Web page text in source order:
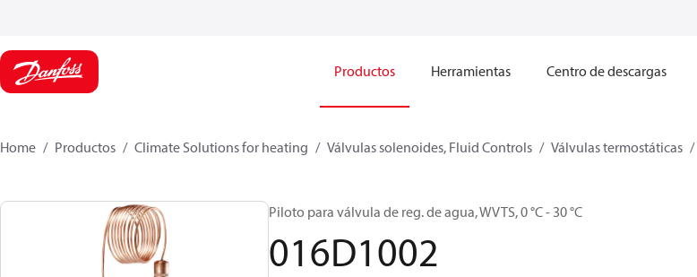
Productos Herramientas Centro de descargas
Home Productos Climate Solutions for heating Válvulas solenoides, Fluid Controls Válvulas termostáticas
Piloto para válvula de reg. de agua, WVTS, 0 °C - 30 °C
016D1002